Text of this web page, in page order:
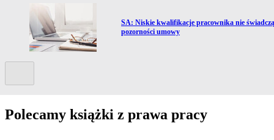
Przejdź do artykułu:
SA: Niskie kwalifikacje pracownika nie
pozorności umowy
Polecamy książki z prawa pracy